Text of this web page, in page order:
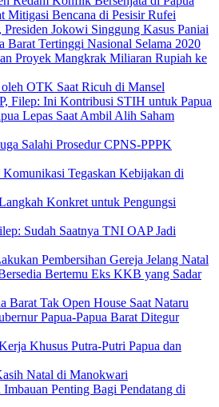
Mitigasi Bencana di Pesisir Rufei
Jokowi Singgung Kasus Paniai
Barat Tertinggi Nasional Selama 2020
Proyek Mangkrak Miliaran Rupiah ke
OTK Saat Ricuh di Mansel
Filep: Ini Kontribusi STIH untuk Papua
Lepas Saat Ambil Alih Saham
Salahi Prosedur CPNS-PPPK
Komunikasi Tegaskan Kebijakan di
Konkret untuk Pengungsi
Sudah Saatnya TNI OAP Jadi
Pembersihan Gereja Jelang Natal
Bertemu Eks KKB yang Sadar
Barat Tak Open House Saat Nataru
Papua-Papua Barat Ditegur
Khusus Putra-Putri Papua dan
Natal di Manokwari
Penting Bagi Pendatang di